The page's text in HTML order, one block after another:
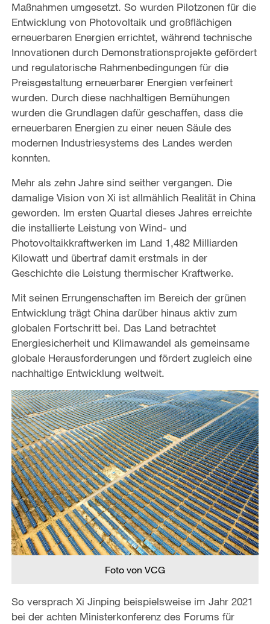
Maßnahmen umgesetzt. So wurden Pilotzonen für die
Entwicklung von Photovoltaik und großflächigen
erneuerbaren Energien errichtet, während technische
Innovationen durch Demonstrationsprojekte gefördert
und regulatorische Rahmenbedingungen für die
Preisgestaltung erneuerbarer Energien verfeinert
wurden. Durch diese nachhaltigen Bemühungen
wurden die Grundlagen dafür geschaffen, dass die
erneuerbaren Energien zu einer neuen Säule des
modernen Industriesystems des Landes werden
konnten.
Mehr als zehn Jahre sind seither vergangen. Die
damalige Vision von Xi ist allmählich Realität in China
geworden. Im ersten Quartal dieses Jahres erreichte
die installierte Leistung von Wind- und
Photovoltaikkraftwerken im Land 1,482 Milliarden
Kilowatt und übertraf damit erstmals in der
Geschichte die Leistung thermischer Kraftwerke.
Mit seinen Errungenschaften im Bereich der grünen
Entwicklung trägt China darüber hinaus aktiv zum
globalen Fortschritt bei. Das Land betrachtet
Energiesicherheit und Klimawandel als gemeinsame
globale Herausforderungen und fördert zugleich eine
nachhaltige Entwicklung weltweit.
Foto von VCG
So versprach Xi Jinping beispielsweise im Jahr 2021
bei der achten Ministerkonferenz des Forums für